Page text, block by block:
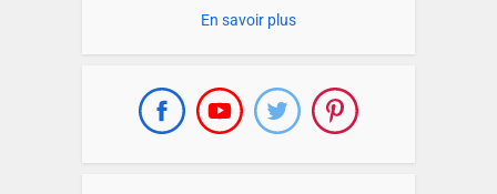
En savoir plus